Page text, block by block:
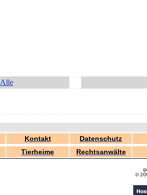
Alle
Kontakt
Datenschutz
Tierheime Rechtsanwälte
©